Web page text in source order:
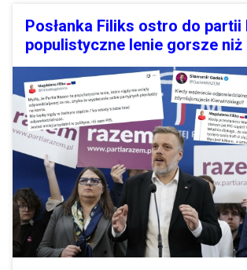
Posłanka Filiks ostro do partii
populistyczne lenie gorsze niż